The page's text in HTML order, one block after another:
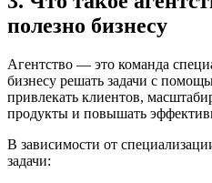
полезно бизнесу
Агентство — это команда
бизнесу решать задачи с
привлекать клиентов,
продукты и повышать
В зависимости от
задачи: